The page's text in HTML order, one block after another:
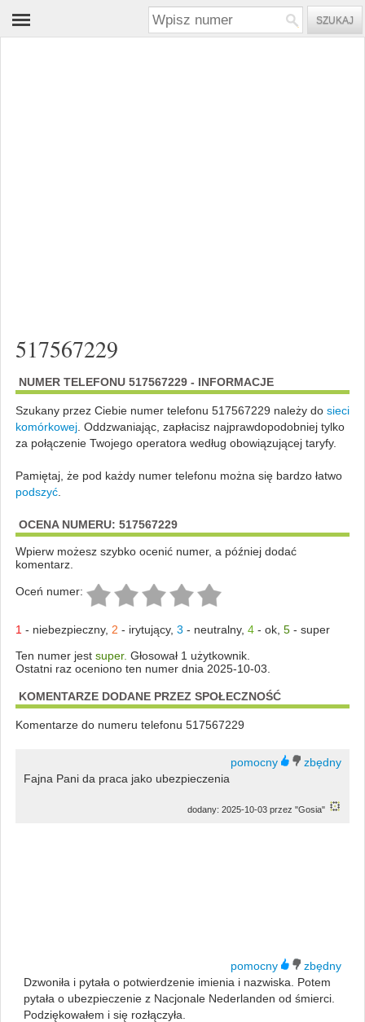
517567229
NUMER TELEFONU 517567229 - INFORMACJE
Szukany przez Ciebie numer telefonu 517567229 należy do sieci
komórkowej. Oddzwaniając, zapłacisz najprawdopodobniej tylko
za połączenie Twojego operatora według obowiązującej taryfy.
Pamiętaj, że pod każdy numer telefonu można się bardzo łatwo
podszyć.
OCENA NUMERU: 517567229
Wpierw możesz szybko ocenić numer, a później dodać
komentarz.
Oceń numer:
1 - niebezpieczny, 2 - irytujący, 3 - neutralny, 4- ok, 5- super
Ten numer jest super. Głosował 1 użytkownik.
Ostatni raz oceniono ten numer dnia 2025-10-03.
KOMENTARZE DODANE PRZEZ SPOŁECZNOŚĆ
Komentarze do numeru telefonu 517567229
Fajna Pani da praca jako ubezpieczenia
dodany: 2025-10-03 przez "Gosia"
Dzwoniła i pytała o potwierdzenie imienia i nazwiska. Potem
pytała o ubezpieczenie z Nacjonale Nederlanden od śmierci.
Podziękowałem i się rozłączyła.